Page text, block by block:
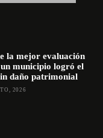
la mejor evaluación
municipio logró el
daño patrimonial
2026